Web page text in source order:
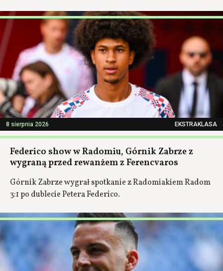
8 sierpnia 2026 EKSTRAKLASA
Federico show w Radomiu, Górnik Zabrze z
wygraną przed rewanżem z Ferencvaros
Górnik Zabrze wygrał spotkanie z Radomiakiem Radom
3:1 po dublecie Petera Federico.